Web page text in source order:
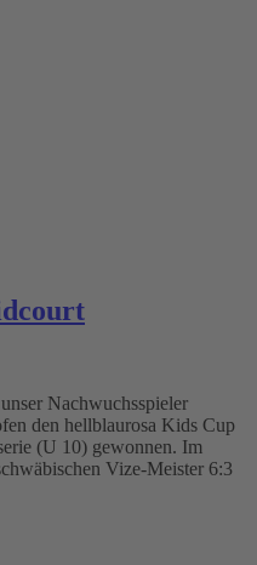
Nachwuchsspieler
den hellblaurosa Kids Cup
(U 10) gewonnen. Im
Vize-Meister 6:3